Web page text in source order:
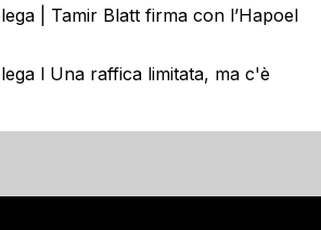
| Tamir Blatt firma con l’Hapoel
l Una raffica limitata, ma c'è